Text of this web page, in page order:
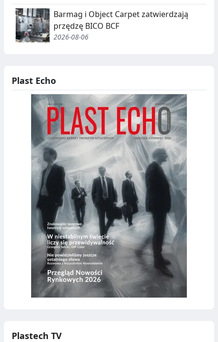
Barmag i Object Carpet zatwierdzają
przędzę BICO BCF
2026-08-06
Plast Echo
Plastech TV